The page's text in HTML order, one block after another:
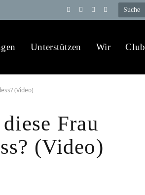
Telegram
YouTube
X
WhatsApp
Unterstützen Wir Club
(Video)
Frau
(Video)